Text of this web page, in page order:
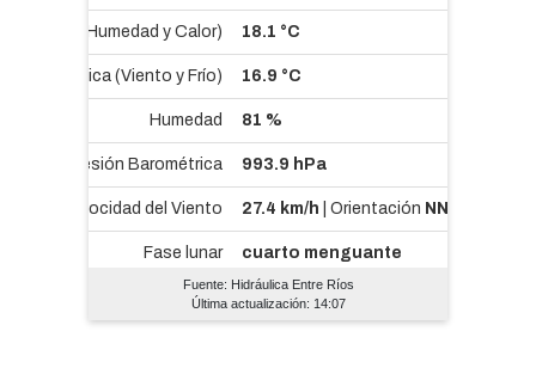
Fuente: Hidráulica Entre Ríos
Última actualización: 14:07